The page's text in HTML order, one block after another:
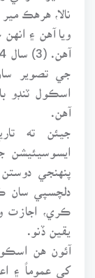
نالا، هرهڪ
ويا آهن ۽
اسڪول ٽنڊو
آهن.
ايسوسيئيشن
پنهنجي
دلچسپي سان
ڪري، اجازت
يقين ڏنو.
آئون هن
کي عموماً ۽